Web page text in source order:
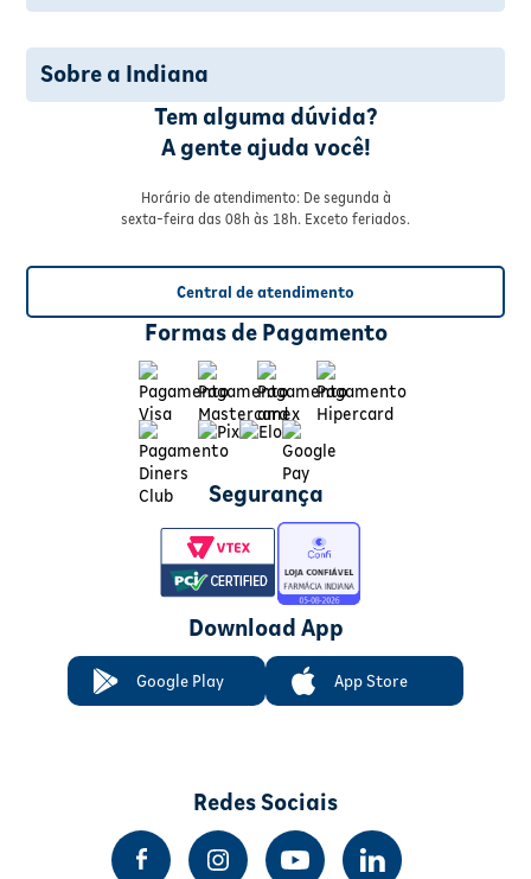
Sobre a Indiana
Tem alguma dúvida?
A gente ajuda você!
Horário de atendimento: De segunda à
sexta-feira das 08h às 18h. Exceto feriados.
Central de atendimento
Formas de Pagamento
Segurança
Download App
Google Play App Store
Redes Sociais